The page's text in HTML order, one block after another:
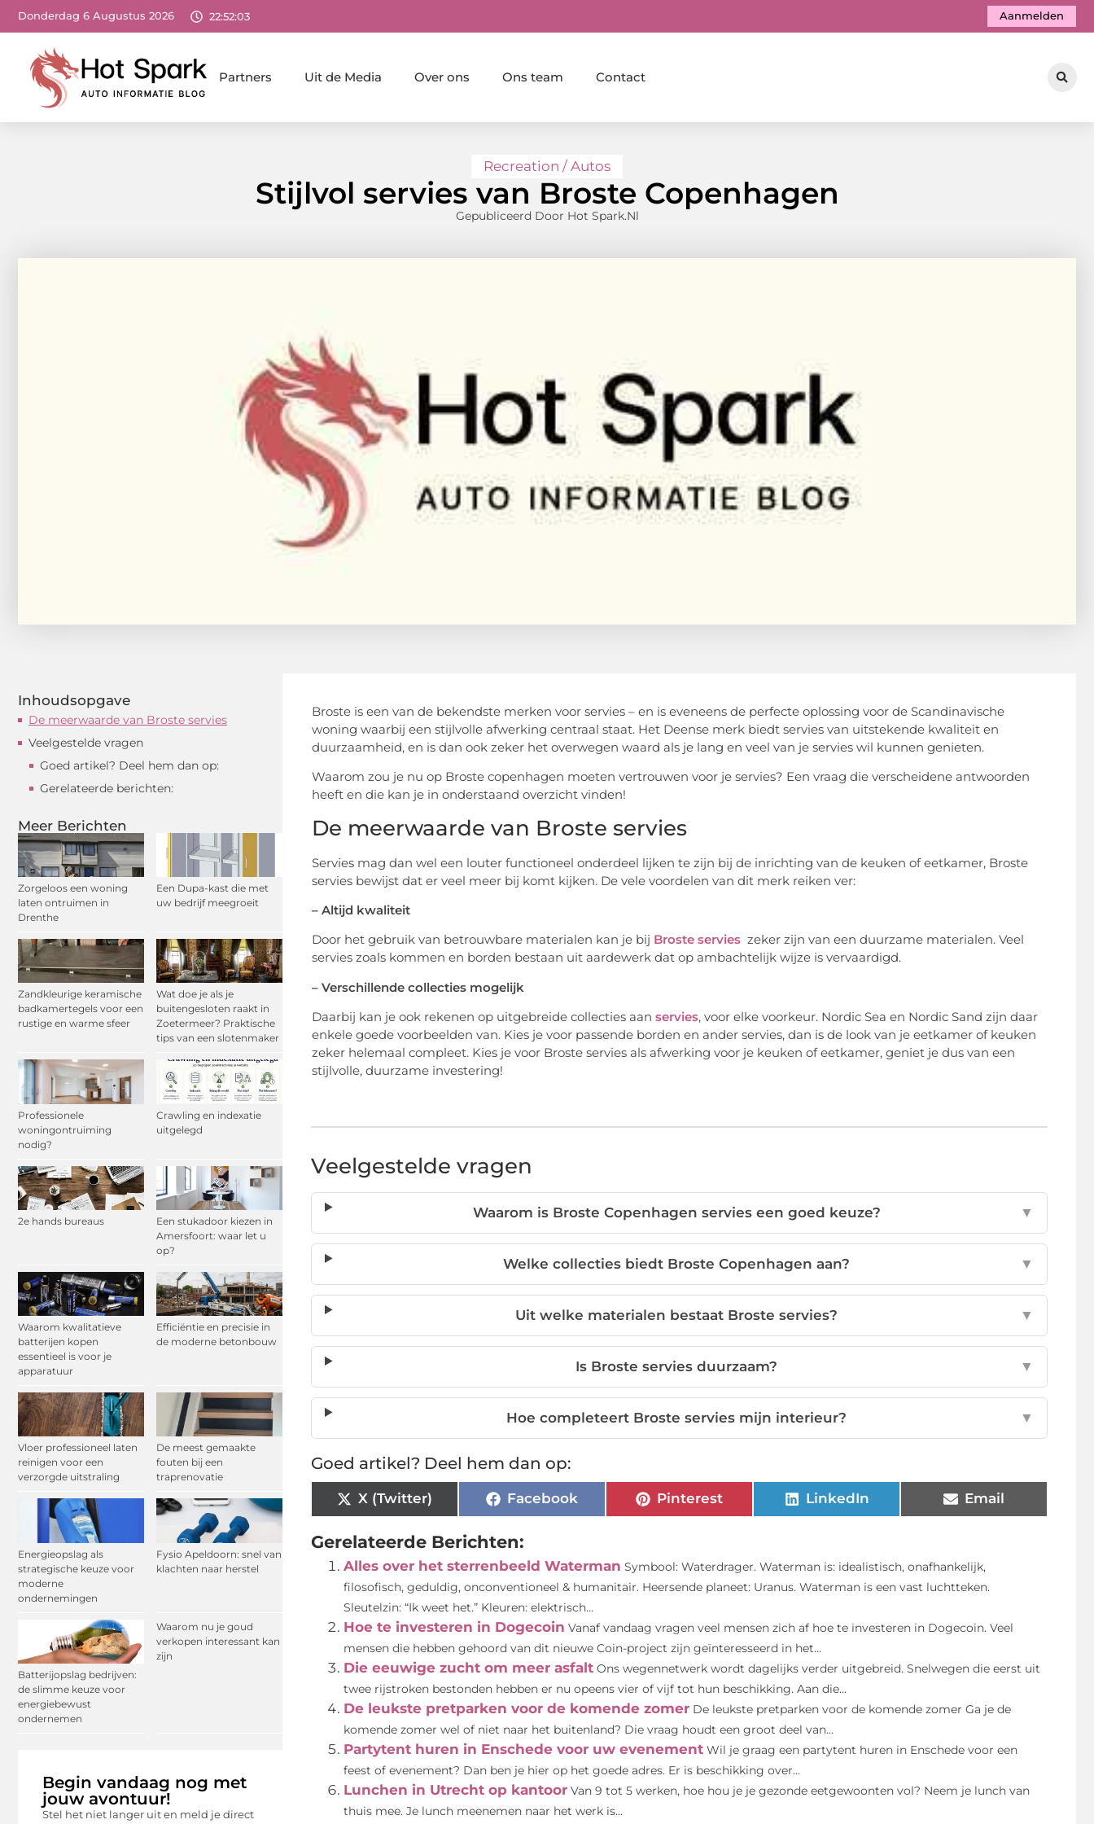
Donderdag 6 Augustus 2026 22:52:05 Aanmelden
Partners Uit de Media Over ons Ons team Contact
Recreation / Autos
Stijlvol servies van Broste Copenhagen
Gepubliceerd Door Hot Spark.nl
Inhoudsopgave
De meerwaarde van Broste servies
Veelgestelde vragen
Goed artikel? Deel hem dan op:
Gerelateerde berichten:
Meer Berichten
Zorgeloos een woning
laten ontruimen in
Drenthe
Een Dupa-kast die met
uw bedrijf meegroeit
Zandkleurige keramische
badkamertegels voor een
rustige en warme sfeer
Wat doe je als je
buitengesloten raakt in
Zoetermeer? Praktische
tips van een slotenmaker
Professionele
woningontruiming
nodig?
Crawling en indexatie
uitgelegd
2e hands bureaus
Een stukadoor kiezen in
Amersfoort: waar let u
op?
Waarom kwalitatieve
batterijen kopen
essentieel is voor je
apparatuur
Efficiëntie en precisie in
de moderne betonbouw
Vloer professioneel laten
reinigen voor een
verzorgde uitstraling
De meest gemaakte
fouten bij een
traprenovatie
Energieopslag als
strategische keuze voor
moderne
ondernemingen
Fysio Apeldoorn: snel van
klachten naar herstel
Batterijopslag bedrijven:
de slimme keuze voor
energiebewust
ondernemen
Waarom nu je goud
verkopen interessant kan
zijn
Begin vandaag nog met
jouw avontuur!
Stel het niet langer uit en meld je direct
Broste is een van de bekendste merken voor servies – en is eveneens de perfecte oplossing voor de Scandinavische
woning waarbij een stijlvolle afwerking centraal staat. Het Deense merk biedt servies van uitstekende kwaliteit en
duurzaamheid, en is dan ook zeker het overwegen waard als je lang en veel van je servies wil kunnen genieten.
Waarom zou je nu op Broste copenhagen moeten vertrouwen voor je servies? Een vraag die verscheidene antwoorden
heeft en die kan je in onderstaand overzicht vinden!
De meerwaarde van Broste servies
Servies mag dan wel een louter functioneel onderdeel lijken te zijn bij de inrichting van de keuken of eetkamer, Broste
servies bewijst dat er veel meer bij komt kijken. De vele voordelen van dit merk reiken ver:
– Altijd kwaliteit
Door het gebruik van betrouwbare materialen kan je bij Broste servies zeker zijn van een duurzame materialen. Veel
servies zoals kommen en borden bestaan uit aardewerk dat op ambachtelijk wijze is vervaardigd.
– Verschillende collecties mogelijk
Daarbij kan je ook rekenen op uitgebreide collecties aan servies, voor elke voorkeur. Nordic Sea en Nordic Sand zijn daar
enkele goede voorbeelden van. Kies je voor passende borden en ander servies, dan is de look van je eetkamer of keuken
zeker helemaal compleet. Kies je voor Broste servies als afwerking voor je keuken of eetkamer, geniet je dus van een
stijlvolle, duurzame investering!
Veelgestelde vragen
Waarom is Broste Copenhagen servies een goed keuze? ▼
Welke collecties biedt Broste Copenhagen aan? ▼
Uit welke materialen bestaat Broste servies? ▼
Is Broste servies duurzaam? ▼
Hoe completeert Broste servies mijn interieur? ▼
Goed artikel? Deel hem dan op:
X (Twitter) Facebook Pinterest LinkedIn Email
Gerelateerde Berichten:
Alles over het sterrenbeeld Waterman Symbool: Waterdrager. Waterman is: idealistisch, onafhankelijk,
filosofisch, geduldig, onconventioneel & humanitair. Heersende planeet: Uranus. Waterman is een vast luchtteken.
Sleutelzin: “Ik weet het.” Kleuren: elektrisch...
Hoe te investeren in Dogecoin Vanaf vandaag vragen veel mensen zich af hoe te investeren in Dogecoin. Veel
mensen die hebben gehoord van dit nieuwe Coin-project zijn geïnteresseerd in het...
Die eeuwige zucht om meer asfalt Ons wegennetwerk wordt dagelijks verder uitgebreid. Snelwegen die eerst uit
twee rijstroken bestonden hebben er nu opeens vier of vijf tot hun beschikking. Aan die...
De leukste pretparken voor de komende zomer De leukste pretparken voor de komende zomer Ga je de
komende zomer wel of niet naar het buitenland? Die vraag houdt een groot deel van...
Partytent huren in Enschede voor uw evenement Wil je graag een partytent huren in Enschede voor een
feest of evenement? Dan ben je hier op het goede adres. Er is beschikking over...
Lunchen in Utrecht op kantoor Van 9 tot 5 werken, hoe hou je je gezonde eetgewoonten vol? Neem je lunch van
thuis mee. Je lunch meenemen naar het werk is...